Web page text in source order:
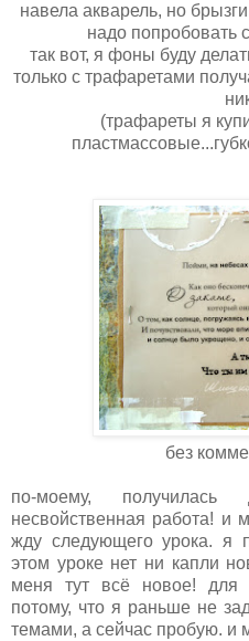
навела акварель, но
надо попробовать
так вот, я фоны буду
только с трафаретами
(трафареты я
без
по-моему,
несвойственная работа! и
жду следующего урока. я
этом уроке нет ни капли
меня тут всё новое! для
потому, что я раньше не
темами, а сейчас пробую. и